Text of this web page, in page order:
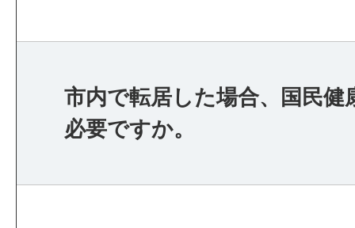
市内で転居した場合、国民健
必要ですか。